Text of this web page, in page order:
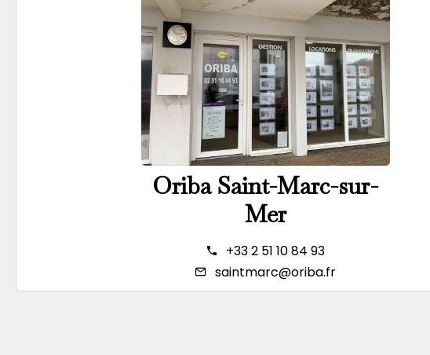
Oriba Saint-Marc-sur-
Mer
+33 2 51 10 84 93
saintmarc@oriba.fr